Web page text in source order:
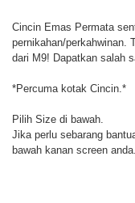
Cincin Emas Permata
pernikahan/perkahwinan.
dari M9! Dapatkan salah
*Percuma kotak Cincin.*
Pilih Size di bawah.
Jika perlu sebarang
bawah kanan screen anda.